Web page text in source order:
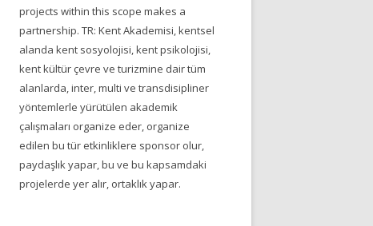
projects within this scope makes a
partnership. TR: Kent Akademisi, kentsel
alanda kent sosyolojisi, kent psikolojisi,
kent kültür çevre ve turizmine dair tüm
alanlarda, inter, multi ve transdisipliner
yöntemlerle yürütülen akademik
çalışmaları organize eder, organize
edilen bu tür etkinliklere sponsor olur,
paydaşlık yapar, bu ve bu kapsamdaki
projelerde yer alır, ortaklık yapar.